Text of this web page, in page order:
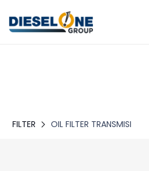
FILTER OIL FILTER TRANSMISI